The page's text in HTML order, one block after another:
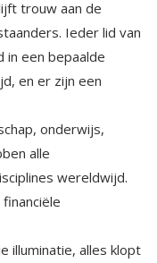
onderwijs,
hebben alle
wereldwijd.
het financiële
illuminatie, alles klopt
stel je oordeel nog